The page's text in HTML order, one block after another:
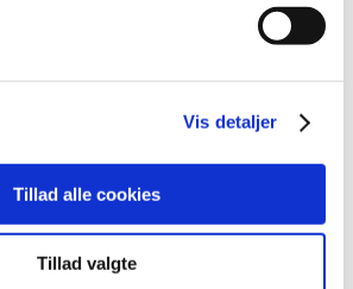
Vis detaljer
Tillad alle cookies
Tillad valgte